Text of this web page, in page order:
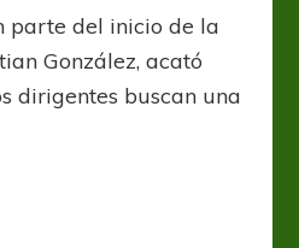
prescinde
de
Bonansea
parte del inicio de la
González, acató
dirigentes buscan una